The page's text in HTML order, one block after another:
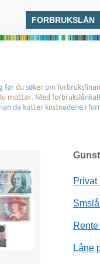
FORBRUKSLÅN
Privat
Låne